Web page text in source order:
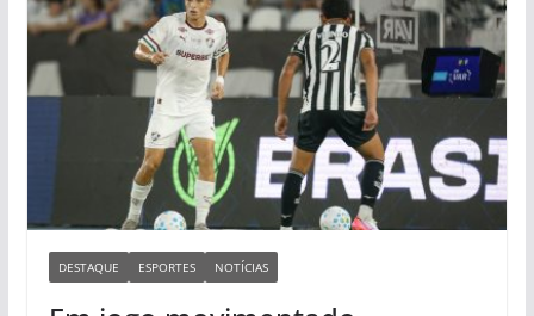
DESTAQUE ESPORTES NOTÍCIAS